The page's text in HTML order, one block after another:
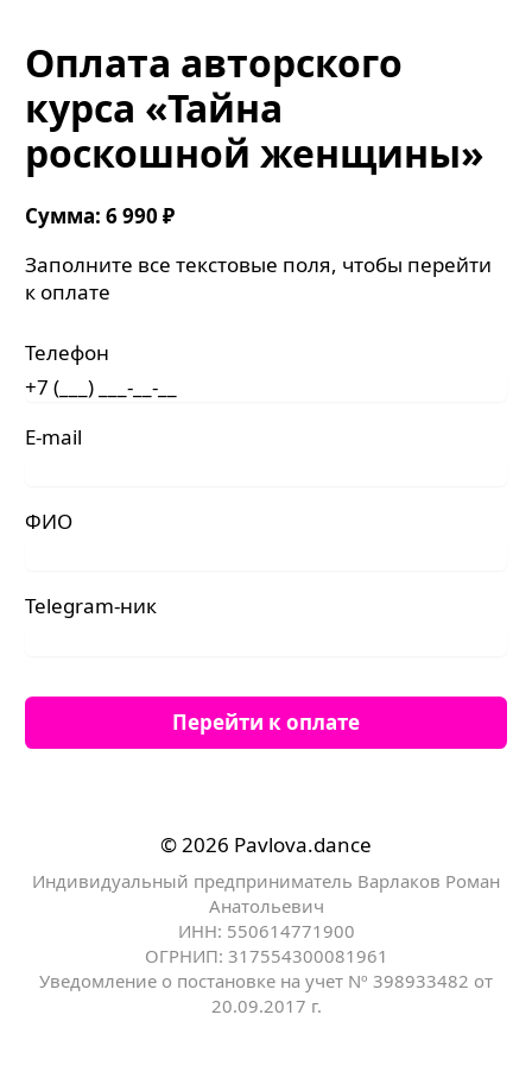
Оплата авторского
курса «Тайна
роскошной женщины»
Сумма: 6 990₽
Заполните все текстовые поля, чтобы перейти
к оплате
Телефон
E-mail
ФИО
Telegram-ник
Перейти к оплате
© 2026 Pavlova.dance
Индивидуальный предприниматель Варлаков Роман
Анатольевич
ИНН: 550614771900
ОГРНИП: 317554300081961
Уведомление о постановке на учет Nº 398933482 от
20.09.2017 г.